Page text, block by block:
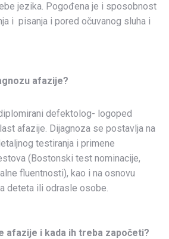
jezika. Pogođena je i sposobnost
i pisanja i pored očuvanog sluha i
afazije?
defektolog- logoped
afazije. Dijagnoza se postavlja na
testiranja i primene
(Bostonski test nominacije,
fluentnosti), kao i na osnovu
deteta ili odrasle osobe.
afazije i kada ih treba započeti?